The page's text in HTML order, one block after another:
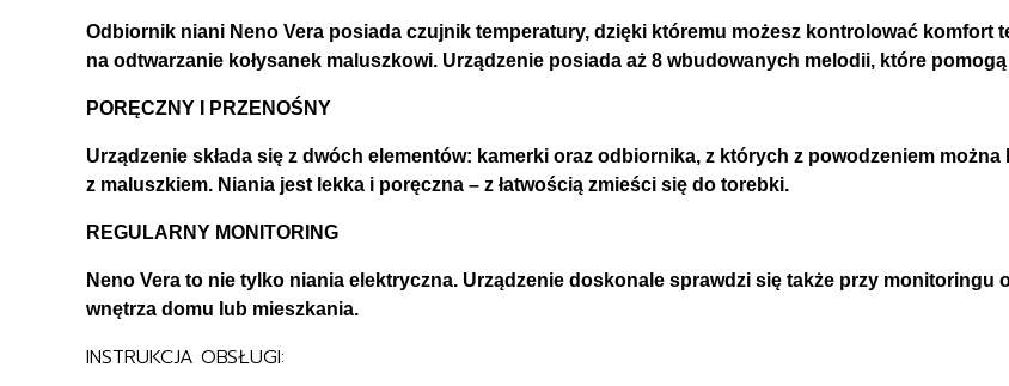
Odbiornik niani Neno Vera posiada czujnik temperatury, dzięki któremu możesz kontrolować komfort
na odtwarzanie kołysanek maluszkowi. Urządzenie posiada aż 8 wbudowanych melodii, które
PORĘCZNY I PRZENOŚNY
Urządzenie składa się z dwóch elementów: kamerki oraz odbiornika, z których z powodzeniem
z maluszkiem. Niania jest lekka i poręczna – z łatwością zmieści się do torebki.
REGULARNY MONITORING
Neno Vera to nie tylko niania elektryczna. Urządzenie doskonale sprawdzi się także przy
wnętrza domu lub mieszkania.
INSTRUKCJA OBSŁUGI: